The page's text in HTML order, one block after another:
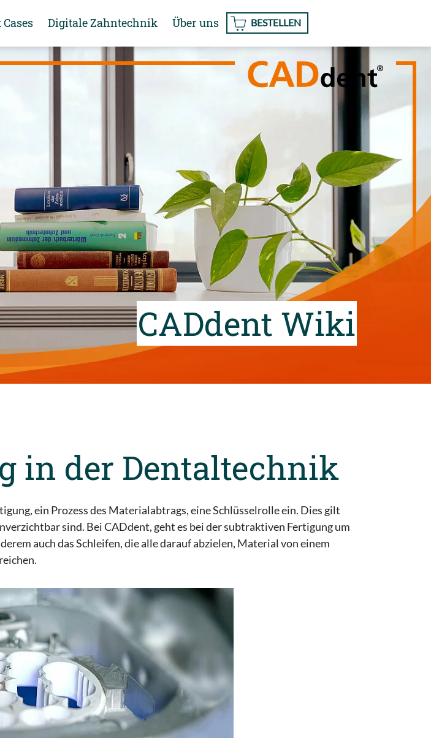
Newsletter anmelden!
Cases Digitale Zahntechnik Über uns BESTELLEN
CADdent Wiki
in der Dentaltechnik
ein Prozess des Materialabtrags, eine Schlüsselrolle ein. Dies gilt
sind. Bei CADdent, geht es bei der subtraktiven Fertigung um
auch das Schleifen, die alle darauf abzielen, Material von einem